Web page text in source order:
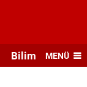
Bilim veMENÜ